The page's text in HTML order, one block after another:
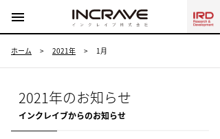
ホーム > 2021年 > 1月
2021年のお知らせ
インクレイブからのお知らせ